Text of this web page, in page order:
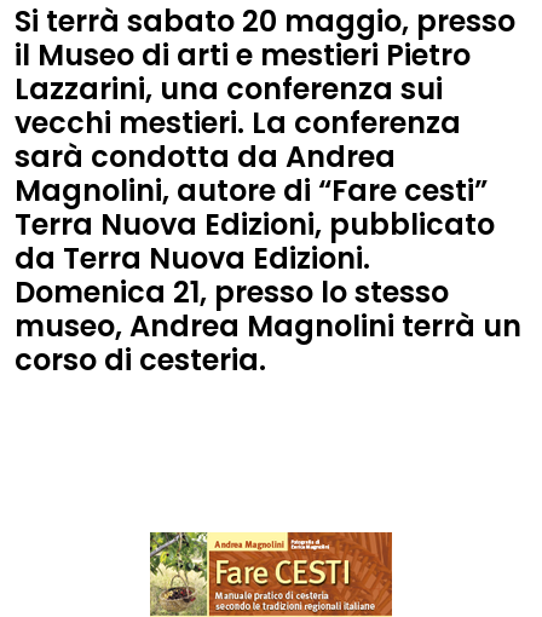
Si terrà sabato 20 maggio, presso
il Museo di arti e mestieri Pietro
Lazzarini, una conferenza sui
vecchi mestieri. La conferenza
sarà condotta da Andrea
Magnolini, autore di “Fare cesti”
Terra Nuova Edizioni, pubblicato
da Terra Nuova Edizioni.
Domenica 21, presso lo stesso
museo, Andrea Magnolini terrà un
corso di cesteria.